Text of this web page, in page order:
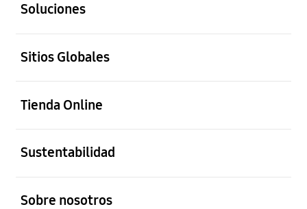
Soluciones
Sitios Globales
Tienda Online
Sustentabilidad
Sobre nosotros